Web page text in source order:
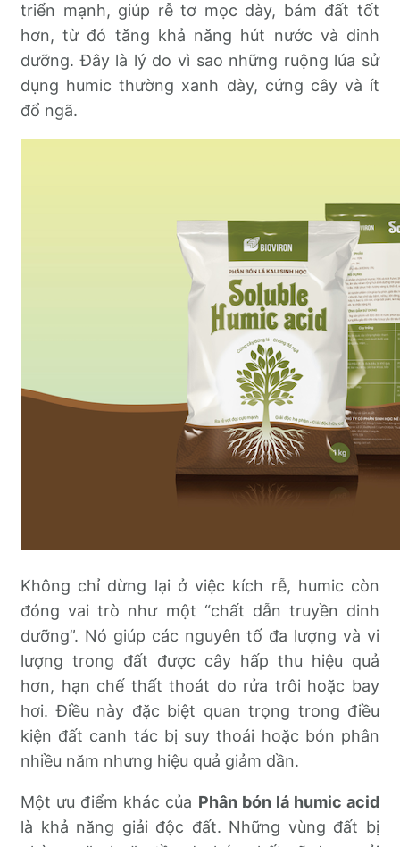
triển mạnh, giúp rễ tơ mọc dày, bám đất tốt
hơn, từ đó tăng khả năng hút nước và dinh
dưỡng. Đây là lý do vì sao những ruộng lúa sử
dụng humic thường xanh dày, cứng cây và ít
đổ ngã.
Không chỉ dừng lại ở việc kích rễ, humic còn
đóng vai trò như một “chất dẫn truyền dinh
dưỡng”. Nó giúp các nguyên tố đa lượng và vi
lượng trong đất được cây hấp thu hiệu quả
hơn, hạn chế thất thoát do rửa trôi hoặc bay
hơi. Điều này đặc biệt quan trọng trong điều
kiện đất canh tác bị suy thoái hoặc bón phân
nhiều năm nhưng hiệu quả giảm dần.
Một ưu điểm khác của Phân bón lá humic acid
là khả năng giải độc đất. Những vùng đất bị